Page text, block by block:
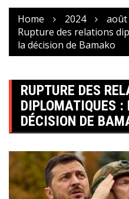
Home 2024 août
Rupture des relations
la décision de Bamako
RUPTURE DES
DIPLOMATIQUES
DÉCISION DE